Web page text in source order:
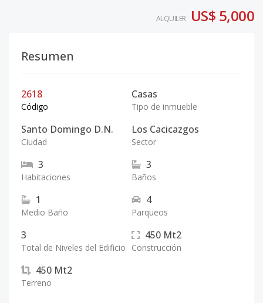
ALQUILER US$ 5,000
Resumen
2618
Código
Casas
Tipo de inmueble
Santo Domingo D.N.
Ciudad
Los Cacicazgos
Sector
3
Habitaciones
3
Baños
1
Medio Baño
4
Parqueos
3
Total de Niveles del Edificio
450 Mt2
Construcción
450 Mt2
Terreno